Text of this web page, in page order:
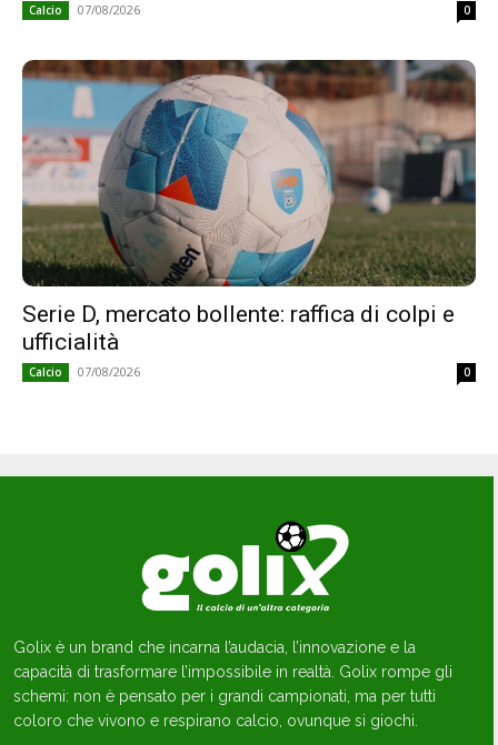
Calcio 07/08/2026 0
Serie D, mercato bollente: raffica di colpi e
ufficialità
Calcio 07/08/2026 0
Golix è un brand che incarna l’audacia, l’innovazione e la
capacità di trasformare l’impossibile in realtà. Golix rompe gli
schemi: non è pensato per i grandi campionati, ma per tutti
coloro che vivono e respirano calcio, ovunque si giochi.